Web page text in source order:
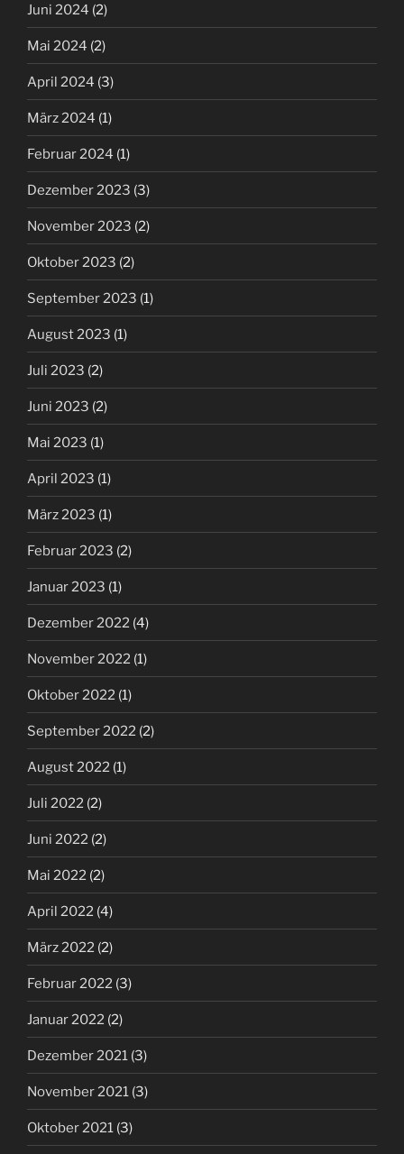
Juni 2024 (2)
Mai 2024 (2)
April 2024 (3)
März 2024 (1)
Februar 2024 (1)
Dezember 2023 (3)
November 2023 (2)
Oktober 2023 (2)
September 2023 (1)
August 2023 (1)
Juli 2023 (2)
Juni 2023 (2)
Mai 2023 (1)
April 2023 (1)
März 2023 (1)
Februar 2023 (2)
Januar 2023 (1)
Dezember 2022 (4)
November 2022 (1)
Oktober 2022 (1)
September 2022 (2)
August 2022 (1)
Juli 2022 (2)
Juni 2022 (2)
Mai 2022 (2)
April 2022 (4)
März 2022 (2)
Februar 2022 (3)
Januar 2022 (2)
Dezember 2021 (3)
November 2021 (3)
Oktober 2021 (3)